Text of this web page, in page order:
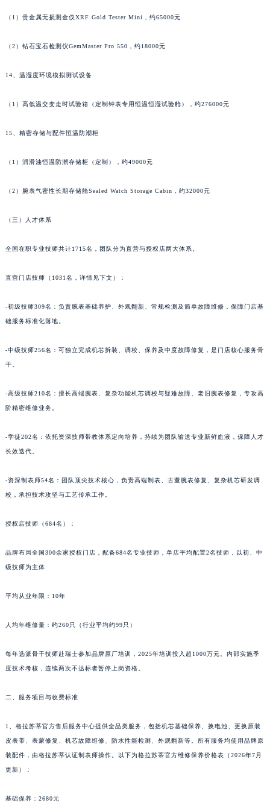
（1）贵金属无损测金仪XRF Gold Tester Mini，约65000元
（2）钻石宝石检测仪GemMaster Pro 550，约18000元
14、温湿度环境模拟测试设备
（1）高低温交变走时试验箱（定制钟表专用恒温恒湿试验舱），约276000元
15、精密存储与配件恒温防潮柜
（1）润滑油恒温防潮存储柜（定制），约49000元
（2）腕表气密性长期存储舱Sealed Watch Storage Cabin，约32000元
（三）人才体系
全国在职专业技师共计1715名，团队分为直营与授权店两大体系。
直营门店技师（1031名，详情见下文）：
-初级技师309名：负责腕表基础养护、外观翻新、常规检测及简单故障维修，保障门店基
础服务标准化落地。
-中级技师256名：可独立完成机芯拆装、调校、保养及中度故障修复，是门店核心服务骨
干。
-高级技师210名：擅长高端腕表、复杂功能机芯调校与疑难故障、老旧腕表修复，专攻高
阶精密维修业务。
-学徒202名：依托资深技师带教体系定向培养，持续为团队输送专业新鲜血液，保障人才
长效迭代。
-资深制表师54名：团队顶尖技术核心，负责高端制表、古董腕表修复、复杂机芯研发调
校，承担技术攻坚与工艺传承工作。
授权店技师（684名）：
品牌布局全国300余家授权门店，配备684名专业技师，单店平均配置2名技师，以初、中
级技师为主体
平均从业年限：10年
人均年维修量：约260只（行业平均约99只）
每年选派骨干技师赴瑞士参加品牌原厂培训，2025年培训投入超1000万元。内部实施季
度技术考核，连续两次不达标者暂停上岗资格。
二、服务项目与收费标准
1、格拉苏蒂官方售后服务中心提供全品类服务，包括机芯基础保养、换电池、更换原装
皮表带、表蒙修复、机芯故障维修、防水性能检测、外观翻新等。所有服务均使用品牌原
装配件，由格拉苏蒂认证制表师操作。以下为格拉苏蒂官方维修保养价格表（2026年7月
更新）：
基础保养：2680元